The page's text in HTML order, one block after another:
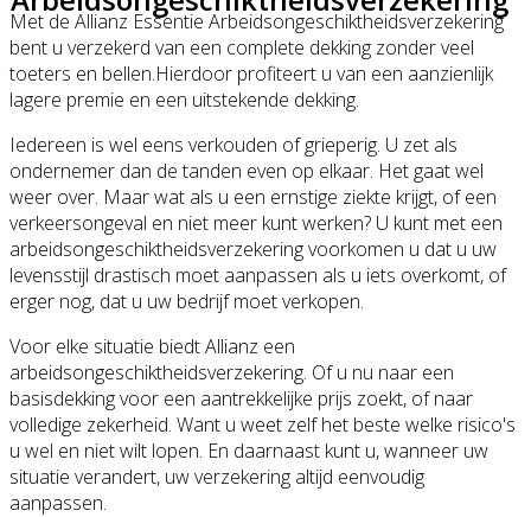
Met de Allianz Essentie Arbeidsongeschiktheidsverzekering
bent u verzekerd van een complete dekking zonder veel
toeters en bellen.Hierdoor profiteert u van een aanzienlijk
lagere premie en een uitstekende dekking.
Iedereen is wel eens verkouden of grieperig. U zet als
ondernemer dan de tanden even op elkaar. Het gaat wel
weer over. Maar wat als u een ernstige ziekte krijgt, of een
verkeersongeval en niet meer kunt werken? U kunt met een
arbeidsongeschiktheidsverzekering voorkomen u dat u uw
levensstijl drastisch moet aanpassen als u iets overkomt, of
erger nog, dat u uw bedrijf moet verkopen.
Voor elke situatie biedt Allianz een
arbeidsongeschiktheidsverzekering. Of u nu naar een
basisdekking voor een aantrekkelijke prijs zoekt, of naar
volledige zekerheid. Want u weet zelf het beste welke risico's
u wel en niet wilt lopen. En daarnaast kunt u, wanneer uw
situatie verandert, uw verzekering altijd eenvoudig
aanpassen.